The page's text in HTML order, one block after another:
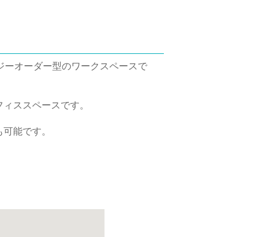
ーオーダー型のワークスペースで
ススペースです。
能です。